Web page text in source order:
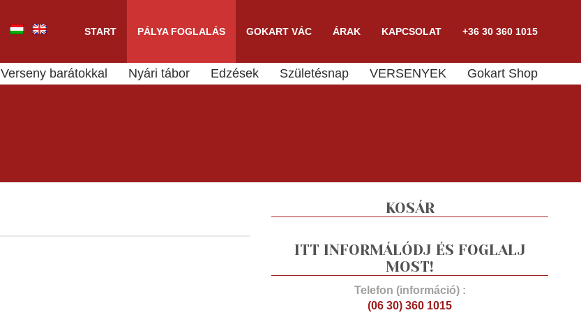
START PÁLYA FOGLALÁS GOKART VÁC ÁRAK KAPCSOLAT +36 30 360 1015
Verseny barátokkal Nyári tábor Edzések Születésnap VERSENYEK Gokart Shop
KOSÁR
ITT INFORMÁLÓDJ ÉS FOGLALJ
MOST!
Telefon (információ) :
(06 30) 360 1015